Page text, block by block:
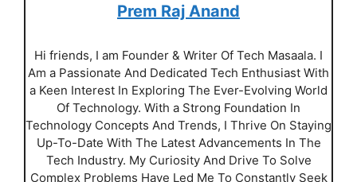
Prem Raj Anand
Hi friends, I am Founder & Writer Of Tech Masaala. I
Am a Passionate And Dedicated Tech Enthusiast With
a Keen Interest In Exploring The Ever-Evolving World
Of Technology. With a Strong Foundation In
Technology Concepts And Trends, I Thrive On Staying
Up-To-Date With The Latest Advancements In The
Tech Industry. My Curiosity And Drive To Solve
Complex Problems Have Led Me To Constantly Seek